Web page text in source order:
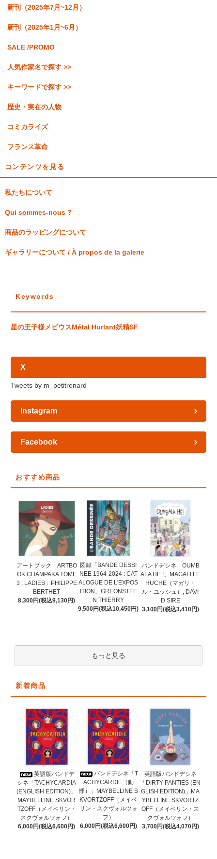
新刊（2025年7月~12月）
新刊（2025年1月~6月）
SALE /PROMO
人気作家名で探す >>
キーワードで探す >>
歴史・実在の人物
コミカライズ
フランス革命
コンテンツを見る
私たちについて
Qui sommes-nous ?
商品のラッピングについて
ギャラリーについて / À propos de la galerie
Keywords
星の王子様メビウスMétal Hurlant妖精SF
X
Tweets by m_petitrenard
Instagram
Facebook
おすすめ商品
アートブック「ARTBO
OK CHAMPAKA TOME
3 ; LADIES」PHILIPPE
BERTHET
8,300円(税込9,130円)
図録「BANDE DESSI
NEE 1964-2024 : CAT
ALOGUE DE L'EXPOS
ITION」GREONSTEE
N THIERRY
9,500円(税込10,450円)
バンドデシネ「OUMB
ALA HE !」MAGALI LE
HUCHE（マガリ・
ル・ユッシュ）, DAVI
D SIRE
3,100円(税込3,410円)
もっと見る
新着商品
英語版バンドデ
シネ「TACHYCARDIA
(ENGLISH EDITION)」
MAYBELLINE SKVOR
TZOFF（メイベリン・
スクヴォルツォフ）
6,000円(税込6,600円)
バンドデシネ「T
ACHYCARDIE（動
悸）」MAYBELLINE S
KVORTZOFF（メイベ
リン・スクヴォルツォ
フ）
6,000円(税込6,600円)
英語版バンドデシネ
「DIRTY PANTIES (EN
GLISH EDITION)」MA
YBELLINE SKVORTZ
OFF（メイベリン・ス
クヴォルツォフ）
3,700円(税込4,070円)